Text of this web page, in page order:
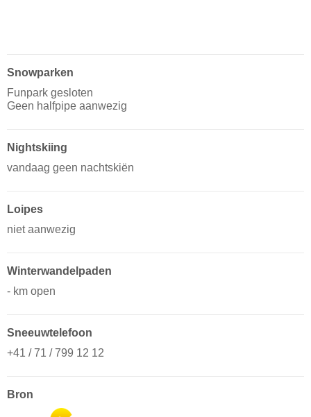
Snowparken
Funpark gesloten
Geen halfpipe aanwezig
Nightskiing
vandaag geen nachtskiën
Loipes
niet aanwezig
Winterwandelpaden
- km open
Sneeuwtelefoon
+41 / 71 / 799 12 12
Bron